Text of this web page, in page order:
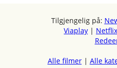
Tilgjengelig på:
Viaplay | Netflix
Alle filmer| Alle